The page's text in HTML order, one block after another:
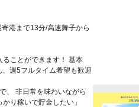
港まで13分/高速舞子から
ことができます！ 基本
週5フルタイム希望も歓迎
、 非日常を味わいながら
り稼いで貯金したい」